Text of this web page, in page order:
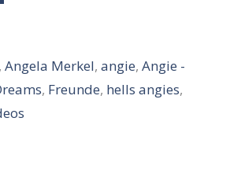
,Angela Merkel,angie,Angie -
, Freunde, hells angies,